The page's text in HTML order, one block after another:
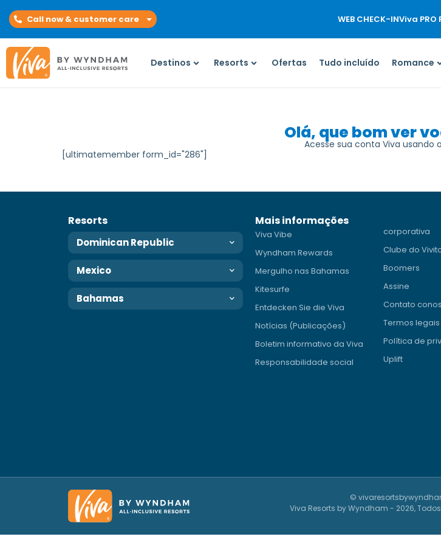
Call now & customer care WEB CHECK-INViva PRO
Destinos Resorts Ofertas Tudo incluído Romance
Olá, que bom ver
Acesse sua conta Viva usando
[ultimatemember form_id="286"]
Resorts
Dominican Republic
Mexico
Bahamas
Mais informações
Viva Vibe
Wyndham Rewards
Mergulho nas Bahamas
Kitesurfe
Entdecken Sie die Viva
Notícias (Publicações)
Boletim informativo da Viva
Responsabilidade social
corporativa
Clube do
Boomers
Assine
Contato
Termos legais
Política de
Uplift
©
Viva Resorts by Wyndham - 2026,